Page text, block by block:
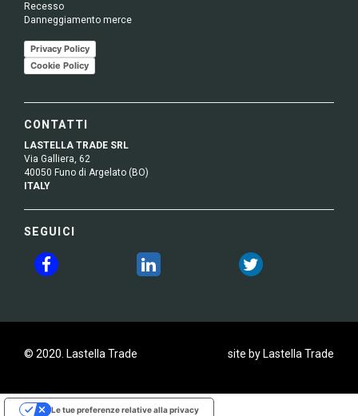
Recesso
Danneggiamento merce
Privacy Policy
Cookie Policy
CONTATTI
LASTELLA TRADE SRL
Via Galliera, 62
40050 Funo di Argelato (BO)
ITALY
SEGUICI
© 2020. Lastella Trade site by Lastella Trade
Le tue preferenze relative alla privacy